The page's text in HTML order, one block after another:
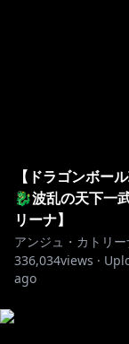
【ドラゴンボー
🐉波乱の天下一
リーナ】
アンジュ・カトリ
336,034views ·
ago